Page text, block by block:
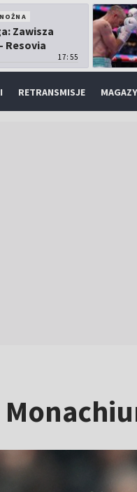
Zawisza
Resovia
17:55
RETRANSMISJE